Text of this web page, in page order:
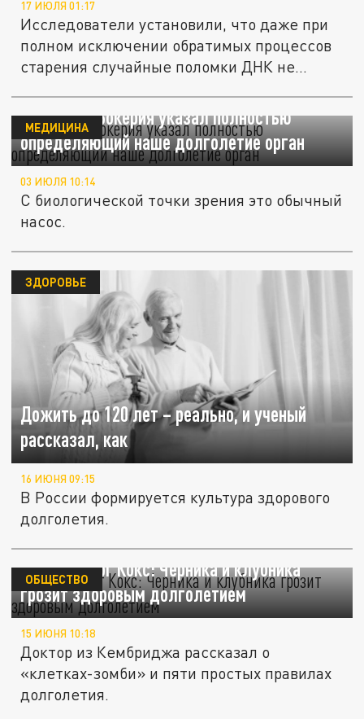
17 ИЮЛЯ 01:17
Исследователи установили, что даже при
полном исключении обратимых процессов
старения случайные поломки ДНК не...
Академик Бокерия указал полностью
определяющий наше долголетие орган
МЕДИЦИНА
03 ИЮЛЯ 10:14
С биологической точки зрения это обычный
насос.
Дожить до 120 лет – реально, и ученый
рассказал, как
ЗДОРОВЬЕ
16 ИЮНЯ 09:15
В России формируется культура здорового
долголетия.
Нейробиолог Кокс: Черника и клубника
грозит здоровым долголетием
ОБЩЕСТВО
15 ИЮНЯ 10:18
Доктор из Кембриджа рассказал о
«клетках-зомби» и пяти простых правилах
долголетия.